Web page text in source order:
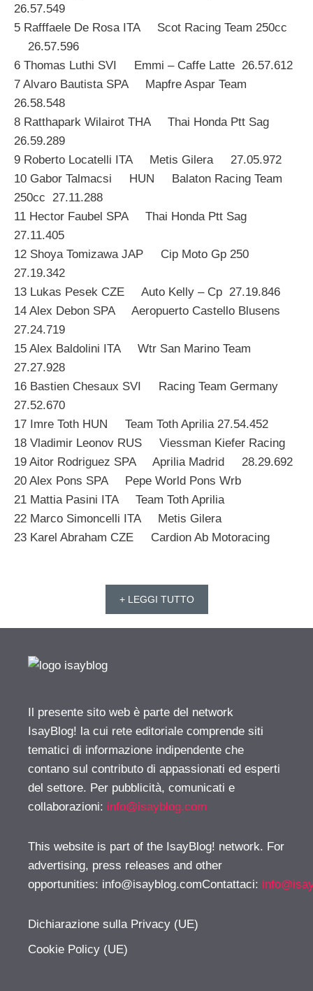
26.57.549
5 Rafffaele De Rosa ITA Scot Racing Team 250cc
26.57.596
6 Thomas Luthi SVI Emmi – Caffe Latte 26.57.612
7 Alvaro Bautista SPA Mapfre Aspar Team
26.58.548
8 Ratthapark Wilairot THA Thai Honda Ptt Sag
26.59.289
9 Roberto Locatelli ITA Metis Gilera 27.05.972
10 Gabor Talmacsi HUN Balaton Racing Team
250cc 27.11.288
11 Hector Faubel SPA Thai Honda Ptt Sag
27.11.405
12 Shoya Tomizawa JAP Cip Moto Gp 250
27.19.342
13 Lukas Pesek CZE Auto Kelly – Cp 27.19.846
14 Alex Debon SPA Aeropuerto Castello Blusens
27.24.719
15 Alex Baldolini ITA Wtr San Marino Team
27.27.928
16 Bastien Chesaux SVI Racing Team Germany
27.52.670
17 Imre Toth HUN Team Toth Aprilia 27.54.452
18 Vladimir Leonov RUS Viessman Kiefer Racing
19 Aitor Rodriguez SPA Aprilia Madrid 28.29.692
20 Alex Pons SPA Pepe World Pons Wrb
21 Mattia Pasini ITA Team Toth Aprilia
22 Marco Simoncelli ITA Metis Gilera
23 Karel Abraham CZE Cardion Ab Motoracing
+ LEGGI TUTTO
Il presente sito web è parte del network
IsayBlog! la cui rete editoriale comprende siti
tematici di informazione indipendente che
contano sul contributo di appassionati ed esperti
del settore. Per pubblicità, comunicati e
collaborazioni: info@isayblog.com
This website is part of the IsayBlog! network. For
advertising, press releases and other
opportunities: info@isayblog.comContattaci:
Dichiarazione sulla Privacy (UE)
Cookie Policy (UE)